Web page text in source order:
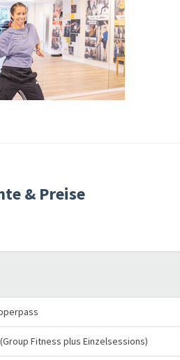
& Preise
Fitness plus Einzelsessions)